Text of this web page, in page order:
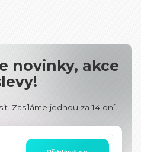
novinky, akce
Zasíláme jednou za 14 dní.